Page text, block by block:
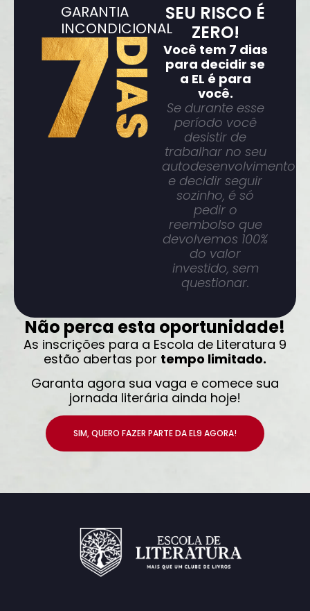
GARANTIA
INCONDICIONAL
SEU RISCO É
ZERO!
Você tem 7 dias
para decidir se
a EL é para
você.
Se durante esse
período você
desistir de
trabalhar no seu
autodesenvolvimento
e decidir seguir
sozinho, é só
pedir o
reembolso que
devolvemos 100%
do valor
investido, sem
questionar.
Não perca esta oportunidade!
As inscrições para a Escola de Literatura 9
estão abertas por tempo limitado.
Garanta agora sua vaga e comece sua
jornada literária ainda hoje!
SIM, QUERO FAZER PARTE DA EL9 AGORA!